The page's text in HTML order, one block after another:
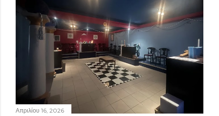
Απριλίου 16, 2026